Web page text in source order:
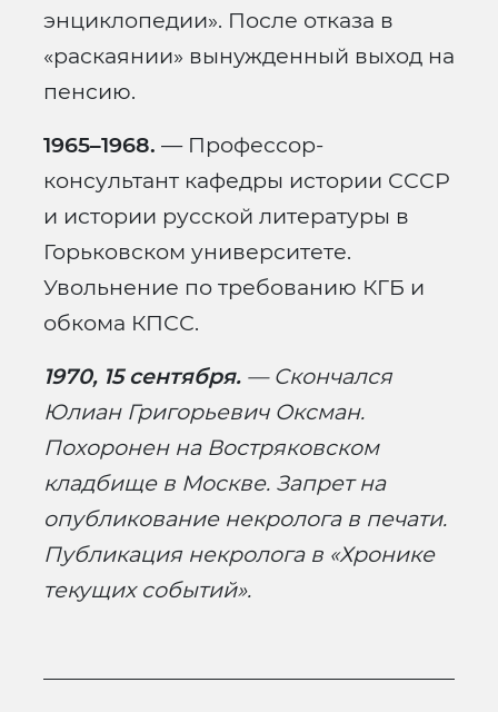
энциклопедии». После отказа в
«раскаянии» вынужденный выход на
пенсию.
1965–1968. — Профессор-
консультант кафедры истории СССР
и истории русской литературы в
Горьковском университете.
Увольнение по требованию КГБ и
обкома КПСС.
1970, 15 сентября. — Скончался
Юлиан Григорьевич Оксман.
Похоронен на Востряковском
кладбище в Москве. Запрет на
опубликование некролога в печати.
Публикация некролога в «Хронике
текущих событий».